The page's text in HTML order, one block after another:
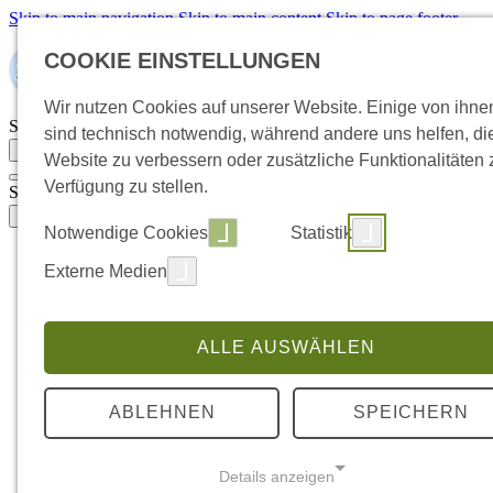
Skip to main navigation Skip to main content Skip to page footer
Suchbegriff eingeben
Suche öffnen
Suchbegriff eingeben
Handwerksbetrieb übernehmen Submenu for
So läuft die Übernahme ab
Voraussetzungen & Zulassung
Selbstcheck: Bereit zur Übernahme?
Wert & Kaufpreis verstehen
Businessplan für Bankgespräch
Finanzierung & Förderung
Handwerksbetrieb übergeben
Submenu for "Handwerksbetrieb
So läuft die Übergabe ab
Wege der Übergabe
COOKIE EINSTELLUNGEN
Wir nutzen Cookies auf unserer Website. Einige von
sind technisch notwendig, während andere uns helfen,
Website zu verbessern oder zusätzliche Funktionalitäten
Verfügung zu stellen.
Notwendige Cookies Statistik
Externe Medien
ALLE AUSWÄHLEN
ABLEHNEN SPEICHERN
Details anzeigen